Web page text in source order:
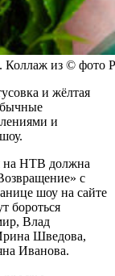
Коллаж из © фото
и жёлтая
и
на НТВ должна
с
шоу на сайте
бороться
Влад
Шведова,
Иванова.